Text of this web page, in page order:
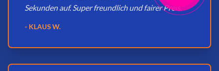
Sekunden auf. Super freundlich und fairer Preis."
- KLAUS W.